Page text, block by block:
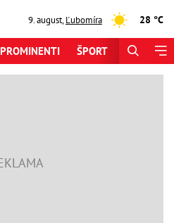
9. august,Ľubomíra 28 °C
PROMINENTI ŠPORT